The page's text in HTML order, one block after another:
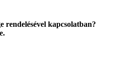
rendelésével kapcsolatban?